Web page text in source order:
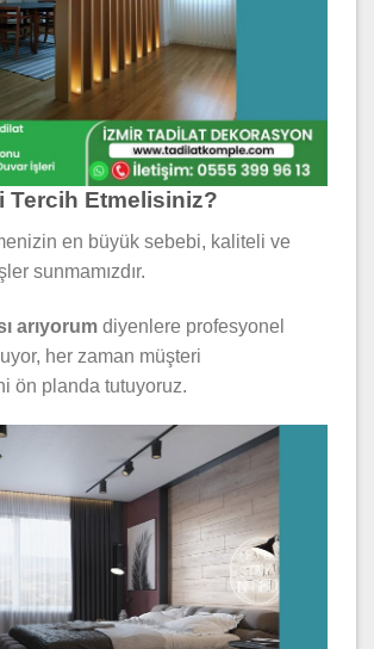
Tercih Etmelisiniz?
en büyük sebebi, kaliteli ve
sunmamızdır.
arıyorum diyenlere profesyonel
her zaman müşteri
ön planda tutuyoruz.